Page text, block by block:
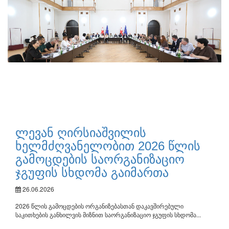
ლევან ღირსიაშვილის
ხელმძღვანელობით 2026 წლის
გამოცდების საორგანიზაციო
ჯგუფის სხდომა გაიმართა
26.06.2026
2026 წლის გამოცდების ორგანიზებასთან დაკავშირებული
საკითხების განხილვის მიზნით საორგანიზაციო ჯგუფის სხდომა...